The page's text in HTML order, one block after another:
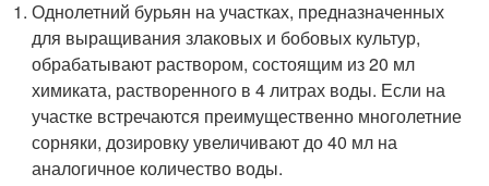
Однолетний бурьян на участках, предназначенных
для выращивания злаковых и бобовых культур,
обрабатывают раствором, состоящим из 20 мл
химиката, растворенного в 4 литрах воды. Если на
участке встречаются преимущественно многолетние
сорняки, дозировку увеличивают до 40 мл на
аналогичное количество воды.